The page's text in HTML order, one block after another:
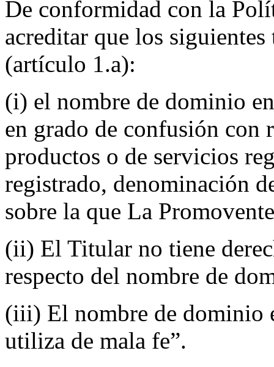
De conformidad con la
acreditar que los
(artículo 1.a):
(i) el nombre de dominio
en grado de confusión con
productos o de servicios
registrado, denominación
sobre la que La
(ii) El Titular no tiene
respecto del nombre de
(iii) El nombre de dominio
utiliza de mala fe”.